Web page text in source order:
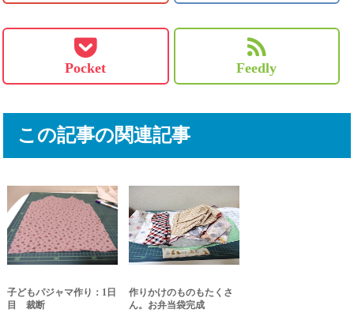
Pocket Feedly
この記事の関連記事
子どもパジャマ作り：1日
目 裁断
作りかけのものもたくさ
ん。お弁当袋完成